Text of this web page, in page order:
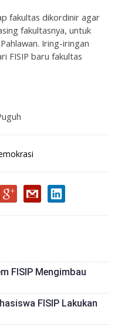
fakultas dikordinir agar
fakultasnya, untuk
Iring-iringan
FISIP baru fakultas
FISIP Mengimbau
FISIP Lakukan